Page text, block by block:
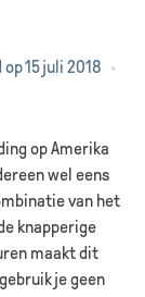
op15 juli 2018
op Amerika
wel eens
van het
knapperige
maakt dit
je geen